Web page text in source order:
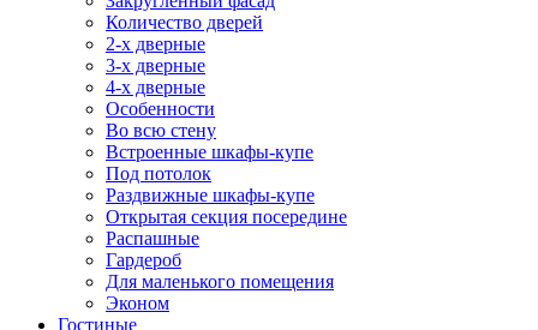
Количество дверей
2-х дверные
3-х дверные
4-х дверные
Особенности
Во всю стену
Встроенные шкафы-купе
Под потолок
Раздвижные шкафы-купе
Открытая секция посередине
Распашные
Гардероб
Для маленького помещения
Эконом
Гостиные